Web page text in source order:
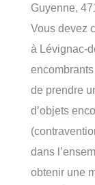
Guyenne,
Vous devez
à Lévignac-
de prendre
d’objets
dans
obtenir une